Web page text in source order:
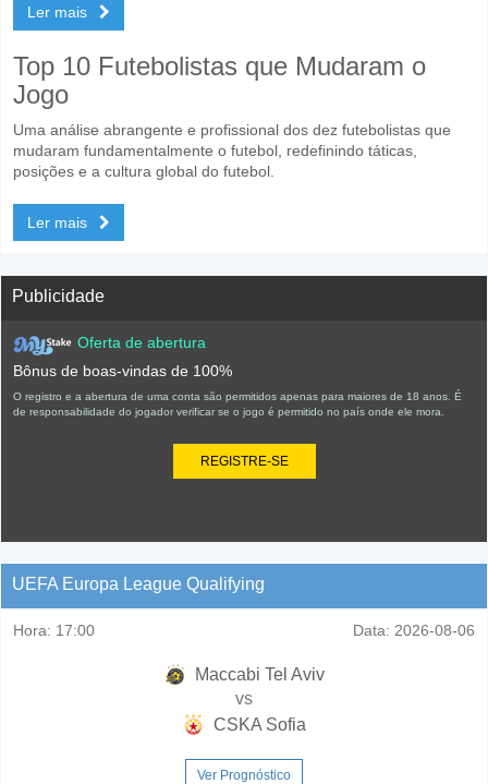
Ler mais
Top 10 Futebolistas que Mudaram o
Jogo
Uma análise abrangente e profissional dos dez futebolistas que
mudaram fundamentalmente o futebol, redefinindo táticas,
posições e a cultura global do futebol.
Ler mais
Publicidade
Oferta de abertura
Bônus de boas-vindas de 100%
O registro e a abertura de uma conta são permitidos apenas para maiores de 18 anos. É
de responsabilidade do jogador verificar se o jogo é permitido no país onde ele mora.
REGISTRE-SE
UEFA Europa League Qualifying
Hora: 17:00 Data: 2026-08-06
Maccabi Tel Aviv
vs
CSKA Sofia
Ver Prognóstico